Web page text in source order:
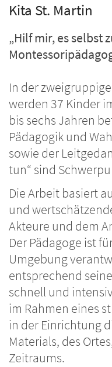
Kita St. Martin
„Hilf mir, es selbst
In der
werden 37 Kinder
bis sechs Jahren
Pädagogik und
sowie der
tun“ sind
Die Arbeit basiert
und
Akteure und dem
Der Pädagoge ist
Umgebung
entsprechend
schnell und
im Rahmen eines
in der Einrichtung
Materials, des
Zeitraums.